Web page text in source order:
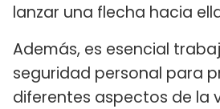
lanzar una flecha hacia
Además, es esencial
seguridad personal para
diferentes aspectos de la